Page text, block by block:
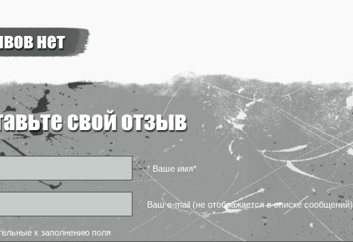
* Ваше имя*
Ваш e-mail (не отображается в списке сообщений)
к заполнению поля